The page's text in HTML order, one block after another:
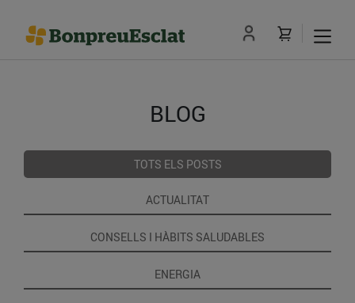
BLOG
TOTS ELS POSTS
ACTUALITAT
CONSELLS I HÀBITS SALUDABLES
ENERGIA